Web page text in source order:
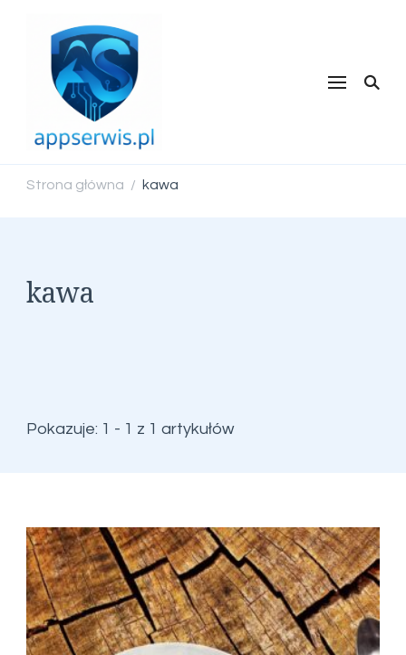
Strona główna / kawa
kawa
Pokazuje: 1 - 1 z 1 artykułów